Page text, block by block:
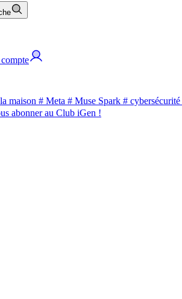
maison # Meta # Muse Spark # cybersécurité
abonner au Club iGen !